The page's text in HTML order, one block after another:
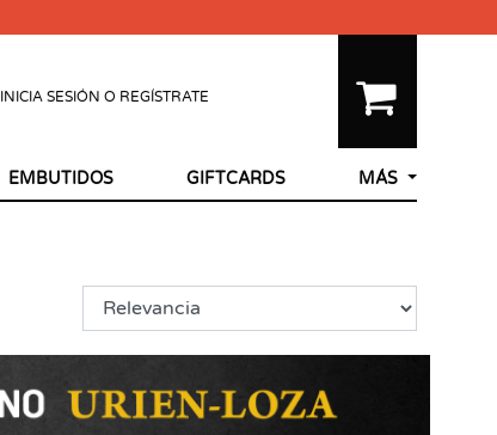
INICIA SESIÓN O REGÍSTRATE
EMBUTIDOS GIFTCARDS MÁS